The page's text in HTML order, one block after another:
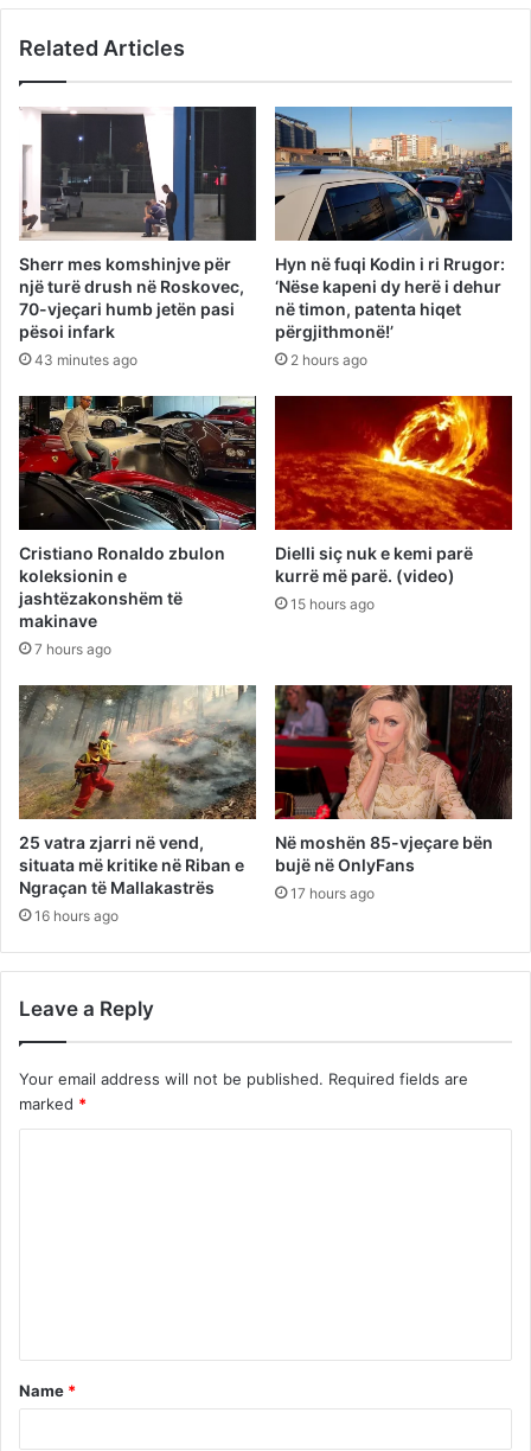
Related Articles
Sherr mes komshinjve për
një turë drush në Roskovec,
70-vjeçari humb jetën pasi
pësoi infark
43 minutes ago
Hyn në fuqi Kodin i ri Rrugor:
‘Nëse kapeni dy herë i dehur
në timon, patenta hiqet
përgjithmonë!’
2 hours ago
Cristiano Ronaldo zbulon
koleksionin e
jashtëzakonshëm të
makinave
7 hours ago
Dielli siç nuk e kemi parë
kurrë më parë. (video)
15 hours ago
25 vatra zjarri në vend,
situata më kritike në Riban e
Ngraçan të Mallakastrës
16 hours ago
Në moshën 85-vjeçare bën
bujë në OnlyFans
17 hours ago
Leave a Reply
Your email address will not be published. Required fields are
marked *
t
*
Name *